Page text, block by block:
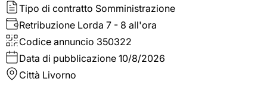
Tipo di contratto Somministrazione
Retribuzione Lorda 7 - 8 all'ora
Codice annuncio 350322
Data di pubblicazione 10/8/2026
Città Livorno